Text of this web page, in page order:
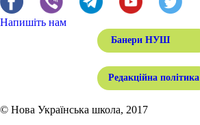
Напишіть нам
Банери НУШ
Редакційна політика
© Нова Українська школа, 2017